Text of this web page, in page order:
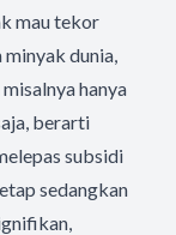
mau tekor
dunia,
hanya
berarti
subsidi
sedangkan